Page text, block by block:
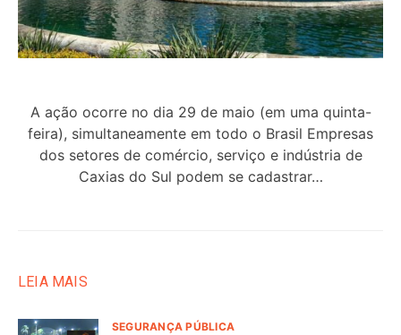
A ação ocorre no dia 29 de maio (em uma quinta-
feira), simultaneamente em todo o Brasil Empresas
dos setores de comércio, serviço e indústria de
Caxias do Sul podem se cadastrar…
LEIA MAIS
SEGURANÇA PÚBLICA